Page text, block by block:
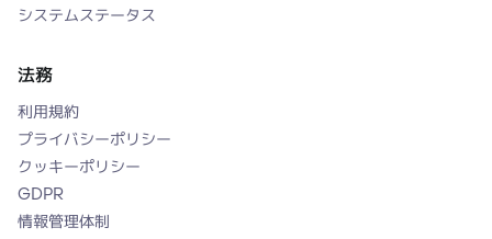
システムステータス
法務
利用規約
プライバシーポリシー
クッキーポリシー
GDPR
情報管理体制